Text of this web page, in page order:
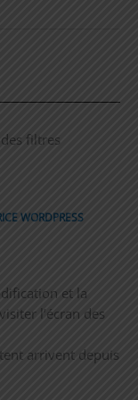
filtres
WORDPRESS
et la
l’écran des
arrivent depuis